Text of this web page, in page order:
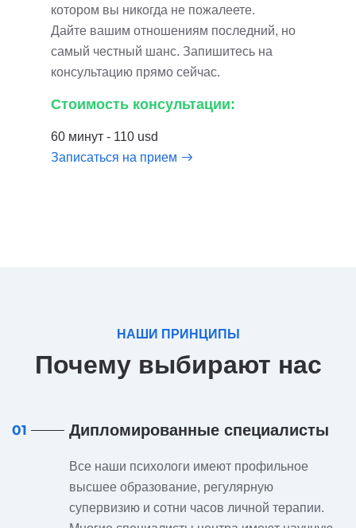
котором вы никогда не пожалеете.
Дайте вашим отношениям последний, но
самый честный шанс. Запишитесь на
консультацию прямо сейчас.
Стоимость консультации:
60 минут - 110 usd
Записаться на прием
НАШИ ПРИНЦИПЫ
Почему выбирают нас
01 Дипломированные специалисты
Все наши психологи имеют профильное
высшее образование, регулярную
супервизию и сотни часов личной терапии.